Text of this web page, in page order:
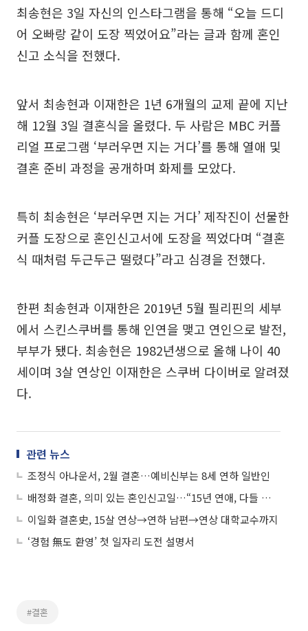
최송현은 3일 자신의 인스타그램을 통해 “오늘 드디
어 오빠랑 같이 도장 찍었어요”라는 글과 함께 혼인
신고 소식을 전했다.
앞서 최송현과 이재한은 1년 6개월의 교제 끝에 지난
해 12월 3일 결혼식을 올렸다. 두 사람은 MBC 커플
리얼 프로그램 ‘부러우면 지는 거다’를 통해 열애 및
결혼 준비 과정을 공개하며 화제를 모았다.
특히 최송현은 ‘부러우면 지는 거다’ 제작진이 선물한
커플 도장으로 혼인신고서에 도장을 찍었다며 “결혼
식 때처럼 두근두근 떨렸다”라고 심경을 전했다.
한편 최송현과 이재한은 2019년 5월 필리핀의 세부
에서 스킨스쿠버를 통해 인연을 맺고 연인으로 발전,
부부가 됐다. 최송현은 1982년생으로 올해 나이 40
세이며 3살 연상인 이재한은 스쿠버 다이버로 알려졌
다.
관련 뉴스
조정식 아나운서, 2월 결혼…예비신부는 8세 연하 일반인
배정화 결혼, 의미 있는 혼인신고일…“15년 연애, 다들 행복하자”
이일화 결혼史, 15살 연상→연하 남편→연상 대학교수까지
‘경험 無도 환영’ 첫 일자리 도전 설명서
#결혼